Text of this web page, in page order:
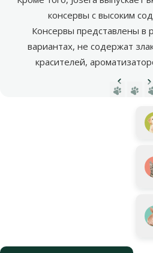
консервы с высоким
Консервы представлены в
вариантах, не содержат
красителей,